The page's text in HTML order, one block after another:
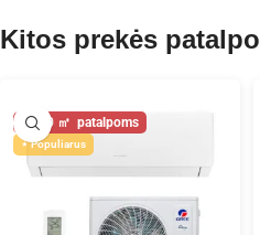
Kitos prekės
40
Populiarus